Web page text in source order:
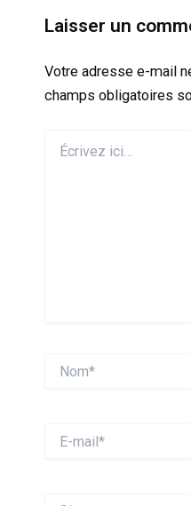
Laisser un
Votre adresse e-mail
champs obligatoires
ici…
mail*